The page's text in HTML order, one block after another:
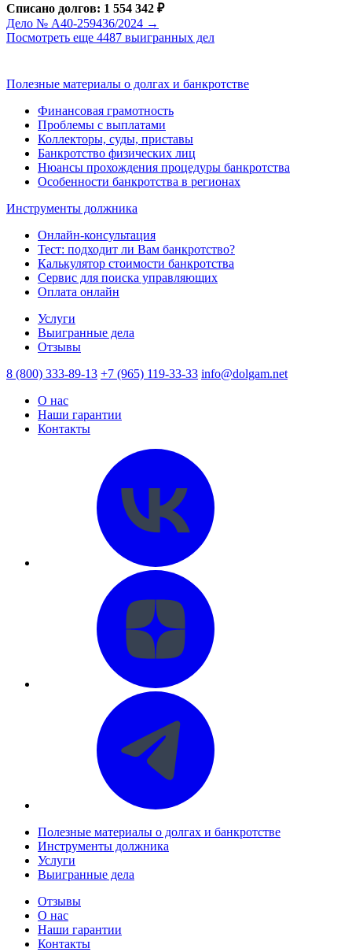
Списано долгов: 1 554 342 ₽
Дело № А40-259436/2024 →
Посмотреть еще 4487 выигранных дел
Полезные материалы о долгах и банкротстве
Финансовая грамотность
Проблемы с выплатами
Коллекторы, суды, приставы
Банкротство физических лиц
Нюансы прохождения процедуры банкротства
Особенности банкротства в регионах
Инструменты должника
Онлайн-консультация
Тест: подходит ли Вам банкротство?
Калькулятор стоимости банкротства
Сервис для поиска управляющих
Оплата онлайн
Услуги
Выигранные дела
Отзывы
8 (800) 333-89-13 +7 (965) 119-33-33 info@dolgam.net
О нас
Наши гарантии
Контакты
Полезные материалы о долгах и банкротстве
Инструменты должника
Услуги
Выигранные дела
Отзывы
О нас
Наши гарантии
Контакты